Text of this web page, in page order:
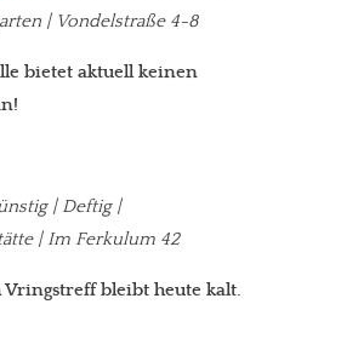
| Vondelstraße 4-8
bietet aktuell keinen
| Deftig |
| Im Ferkulum 42
Vringstreff bleibt heute kalt.